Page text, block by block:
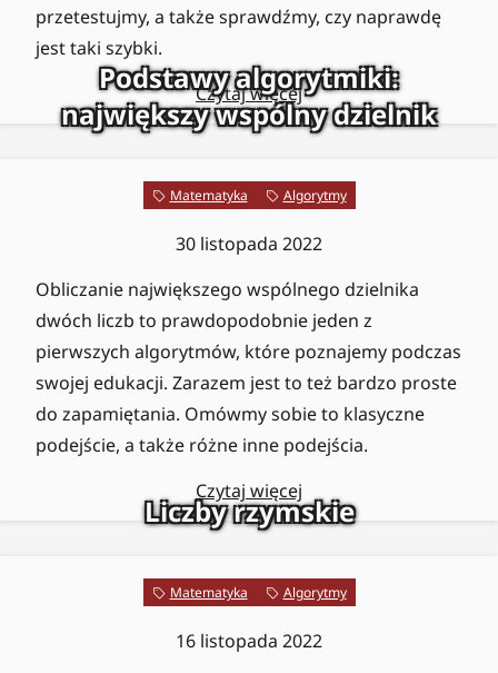
przetestujmy, a także sprawdźmy, czy naprawdę
jest taki szybki.
Czytaj więcej
Podstawy algorytmiki:
największy wspólny dzielnik
Matematyka Algorytmy
30 listopada 2022
Obliczanie największego wspólnego dzielnika
dwóch liczb to prawdopodobnie jeden z
pierwszych algorytmów, które poznajemy podczas
swojej edukacji. Zarazem jest to też bardzo proste
do zapamiętania. Omówmy sobie to klasyczne
podejście, a także różne inne podejścia.
Czytaj więcej
Liczby rzymskie
Matematyka Algorytmy
16 listopada 2022